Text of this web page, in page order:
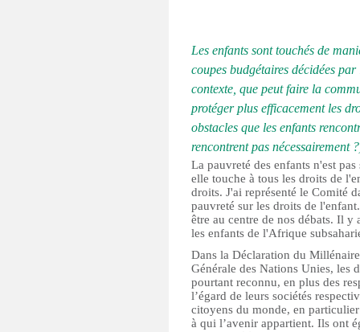
Les enfants sont touchés de
coupes budgétaires décidées
contexte, que peut faire la
protéger plus efficacement les
obstacles que les enfants
rencontrent pas nécessairement
La pauvreté des enfants n'est
elle touche à tous les droits de
droits. J'ai représenté le Comité
pauvreté sur les droits de
être au centre de nos débats. Il y
les enfants de l'Afrique
Dans la Déclaration du
Générale des Nations Unies, les
pourtant reconnu, en plus des
l’égard de leurs sociétés
citoyens du monde, en
à qui l’avenir appartient. Ils ont